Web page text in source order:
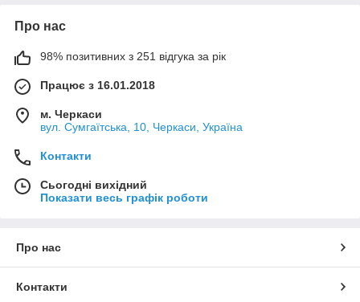
Про нас
98% позитивних з 251 відгука за рік
Працює з 16.01.2018
м. Черкаси
вул. Сумгаїтська, 10, Черкаси, Україна
Контакти
Сьогодні вихідний
Показати весь графік роботи
Про нас
Контакти